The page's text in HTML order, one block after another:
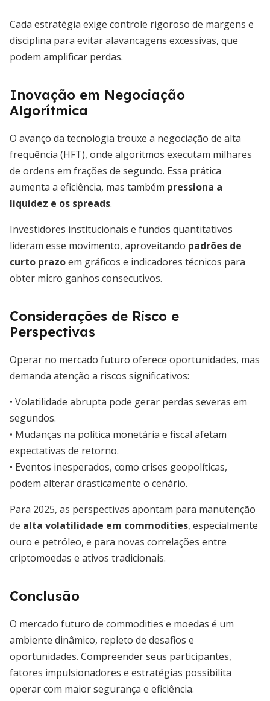
Cada estratégia exige controle rigoroso de margens e
disciplina para evitar alavancagens excessivas, que
podem amplificar perdas.
Inovação em Negociação
Algorítmica
O avanço da tecnologia trouxe a negociação de alta
frequência (HFT), onde algoritmos executam milhares
de ordens em frações de segundo. Essa prática
aumenta a eficiência, mas também pressiona a
liquidez e os spreads.
Investidores institucionais e fundos quantitativos
lideram esse movimento, aproveitando padrões de
curto prazoem gráficos e indicadores técnicos para
obter micro ganhos consecutivos.
Considerações de Risco e
Perspectivas
Operar no mercado futuro oferece oportunidades, mas
demanda atenção a riscos significativos:
• Volatilidade abrupta pode gerar perdas severas em
segundos.
• Mudanças na política monetária e fiscal afetam
expectativas de retorno.
• Eventos inesperados, como crises geopolíticas,
podem alterar drasticamente o cenário.
Para 2025, as perspectivas apontam para manutenção
de alta volatilidade em commodities, especialmente
ouro e petróleo, e para novas correlações entre
criptomoedas e ativos tradicionais.
Conclusão
O mercado futuro de commodities e moedas é um
ambiente dinâmico, repleto de desafios e
oportunidades. Compreender seus participantes,
fatores impulsionadores e estratégias possibilita
operar com maior segurança e eficiência.